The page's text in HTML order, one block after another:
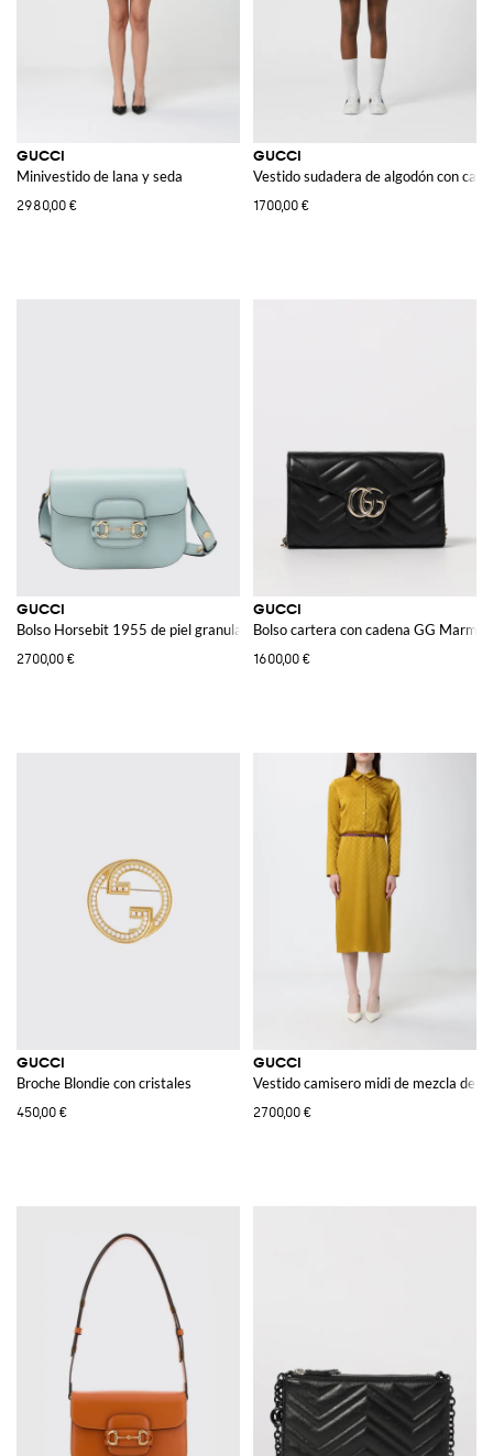
GUCCI
Minivestido de lana y seda
2980,00 €
GUCCI
Vestido sudadera de algodón con
1700,00 €
GUCCI
Bolso Horsebit 1955 de piel granulada
2700,00 €
GUCCI
Bolso cartera con cadena GG
1600,00 €
GUCCI
Broche Blondie con cristales
450,00 €
GUCCI
Vestido camisero midi de mezcla de
2700,00 €